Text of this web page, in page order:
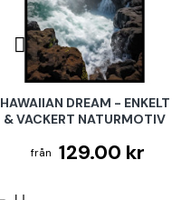
HAWAIIAN DREAM - ENKELT
& VACKERT NATURMOTIV
129.00 kr